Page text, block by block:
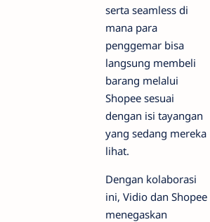
serta seamless di
mana para
penggemar bisa
langsung membeli
barang melalui
Shopee sesuai
dengan isi tayangan
yang sedang mereka
lihat.
Dengan kolaborasi
ini, Vidio dan Shopee
menegaskan